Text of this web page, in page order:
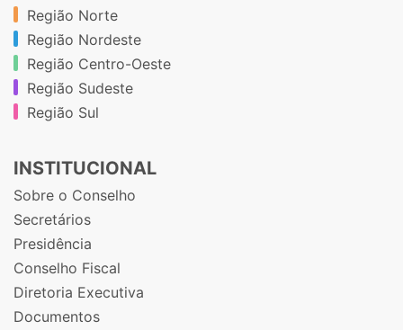
Região Norte
Região Nordeste
Região Centro-Oeste
Região Sudeste
Região Sul
INSTITUCIONAL
Sobre o Conselho
Secretários
Presidência
Conselho Fiscal
Diretoria Executiva
Documentos